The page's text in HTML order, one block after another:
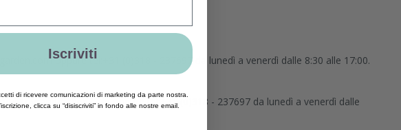
oppure tel:+31 (0)318 - 237697 da lunedì a venerdì dalle 8:30 alle 17:00.
oppure tel:+31 (0)318 - 237697 da lunedì a venerdì dalle
Iscriviti
di ricevere comunicazioni di marketing da parte nostra.
clicca su “disiscriviti” in fondo alle nostre email.